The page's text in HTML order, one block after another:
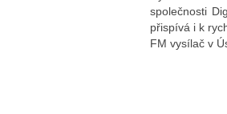
společnosti
přispívá i k
FM vysílač v